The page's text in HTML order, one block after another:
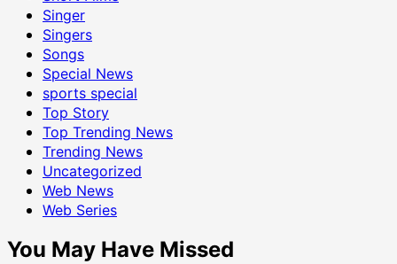
Singer
Singers
Songs
Special News
sports special
Top Story
Top Trending News
Trending News
Uncategorized
Web News
Web Series
You May Have Missed